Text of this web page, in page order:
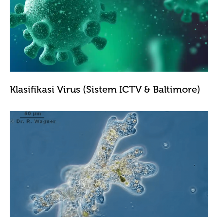
Klasifikasi Virus (Sistem ICTV & Baltimore)